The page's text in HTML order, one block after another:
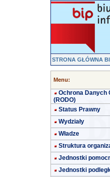
STRONA GŁÓWNA
Menu:
Ochrona Danych
(RODO)
Status Prawny
Wydziały
Władze
Struktura
Jednostki
Jednostki